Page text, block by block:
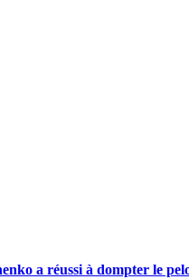
a réussi à dompter le